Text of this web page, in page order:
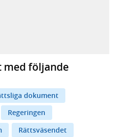
flik, extern webbplats,
webbplats,
flik, extern webbplats,
postklient,
med följande
dokument
Regeringen
Rättsväsendet